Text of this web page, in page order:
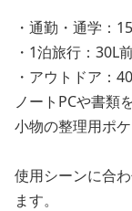
・通勤・通学：
・1泊旅行：30L
・アウトドア：
ノートPCや書類
小物の整理用ポ
使用シーンに合
ます。